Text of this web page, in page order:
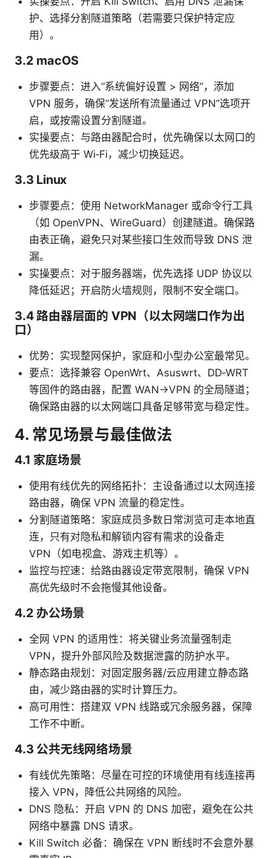
护、选择分割隧道策略（若需要只保护特定应
用）。
3.2 macOS
步骤要点：进入“系统偏好设置 > 网络”，添加
VPN 服务，确保“发送所有流量通过 VPN”选项开
启，或按需设置分割隧道。
实操要点：与路由器配合时，优先确保以太网口的
优先级高于 Wi‑Fi，减少切换延迟。
3.3 Linux
步骤要点：使用 NetworkManager 或命令行工具
（如 OpenVPN、WireGuard）创建隧道。确保路
由表正确，避免只对某些接口生效而导致 DNS 泄
漏。
实操要点：对于服务器端，优先选择 UDP 协议以
降低延迟；开启防火墙规则，限制不安全端口。
3.4 路由器层面的 VPN（以太网端口作为出
口）
优势：实现整网保护，家庭和小型办公室最常见。
要点：选择兼容 OpenWrt、Asuswrt、DD‑WRT
等固件的路由器，配置 WAN→VPN 的全局隧道；
确保路由器的以太网端口具备足够带宽与稳定性。
4. 常见场景与最佳做法
4.1 家庭场景
使用有线优先的网络拓扑：主设备通过以太网连接
路由器，确保 VPN 流量的稳定性。
分割隧道策略：家庭成员多数日常浏览可走本地直
连，只有对隐私和解锁内容有需求的设备走
VPN（如电视盒、游戏主机等）。
监控与控速：给路由器设定带宽限制，确保 VPN
高优先级时不会拖慢其他设备。
4.2 办公场景
全网 VPN 的适用性：将关键业务流量强制走
VPN，提升外部风险及数据泄露的防护水平。
静态路由规划：对固定服务器/云应用建立静态路
由，减少路由器的实时计算压力。
高可用性：搭建双 VPN 线路或冗余服务器，保障
工作不中断。
4.3 公共无线网络场景
有线优先策略：尽量在可控的环境使用有线连接再
接入 VPN，降低公共网络的风险。
DNS 隐私：开启 VPN 的 DNS 加密，避免在公共
网络中暴露 DNS 请求。
Kill Switch 必备：确保在 VPN 断线时不会意外暴